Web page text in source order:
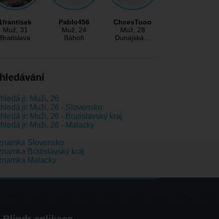
Muž, 31
Bratislava
Pablo456
Muž, 24
Báhoň
ChcesTooo
Muž, 28
Dunajská…
ji: Muži, 26
ji: Muži, 26 - Slovensko
ji: Muži, 26 - Bratislavský kraj
ji: Muži, 26 - Malacky
Slovensko
Bratislavský kraj
Malacky